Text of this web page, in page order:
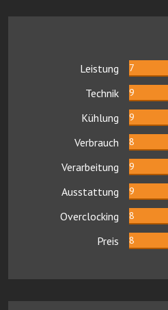
Leistung 7
Technik 9
Kühlung 9
Verbrauch 8
Verarbeitung 9
Ausstattung 9
Overclocking 8
Preis 8